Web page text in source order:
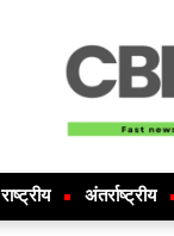
राष्ट्रीय अंतर्राष्ट्रीय